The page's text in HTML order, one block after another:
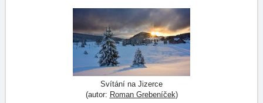
Svítání na Jizerce
(autor: Roman Grebeníček)